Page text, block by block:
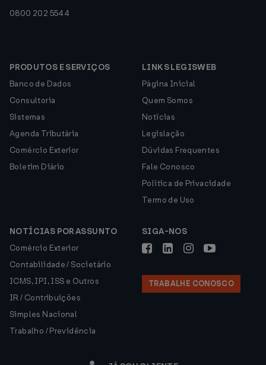
0800 202 5544
PRODUTOS E SERVIÇOS
Banco de Dados
Consultoria
Sistemas
Agenda Tributária
Comércio Exterior
Boletim Diário
LINKS LEGISWEB
Página Inicial
Quem Somos
Notícias
Legislação
Dúvidas Frequentes
Fale Conosco
Política de Privacidade
Termo de Uso
NOTÍCIAS POR ASSUNTO
Comércio Exterior
Contabilidade / Societário
ICMS, IPI, ISS e Outros
IR / Contribuições
Simples Nacional
Trabalho / Previdência
SIGA-NOS
TRABALHE CONOSCO